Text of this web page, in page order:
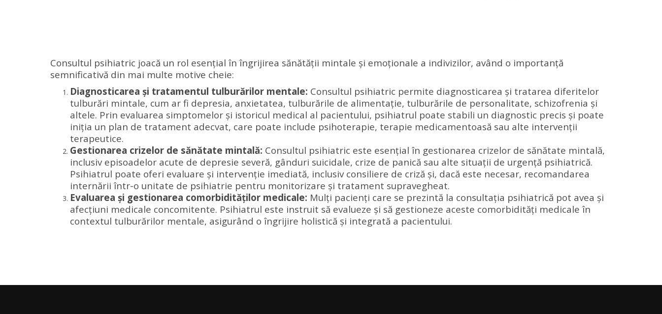
Consultul psihiatric joacă un rol esențial în îngrijirea sănătății mintale și emoționale a indivizilor, având o importanță
semnificativă din mai multe motive cheie:
Diagnosticarea și tratamentul tulburărilor mentale: Consultul psihiatric permite diagnosticarea și tratarea diferitelor
tulburări mintale, cum ar fi depresia, anxietatea, tulburările de alimentație, tulburările de personalitate, schizofrenia și
altele. Prin evaluarea simptomelor și istoricul medical al pacientului, psihiatrul poate stabili un diagnostic precis și poate
iniția un plan de tratament adecvat, care poate include psihoterapie, terapie medicamentoasă sau alte intervenții
terapeutice.
Gestionarea crizelor de sănătate mintală: Consultul psihiatric este esențial în gestionarea crizelor de sănătate mintală,
inclusiv episoadelor acute de depresie severă, gânduri suicidale, crize de panică sau alte situații de urgență psihiatrică.
Psihiatrul poate oferi evaluare și intervenție imediată, inclusiv consiliere de criză și, dacă este necesar, recomandarea
internării într-o unitate de psihiatrie pentru monitorizare și tratament supravegheat.
Evaluarea și gestionarea comorbidităților medicale: Mulți pacienți care se prezintă la consultația psihiatrică pot avea și
afecțiuni medicale concomitente. Psihiatrul este instruit să evalueze și să gestioneze aceste comorbidități medicale în
contextul tulburărilor mentale, asigurând o îngrijire holistică și integrată a pacientului.